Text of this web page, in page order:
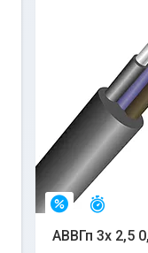
–5%
АВВГп 3х 2,5